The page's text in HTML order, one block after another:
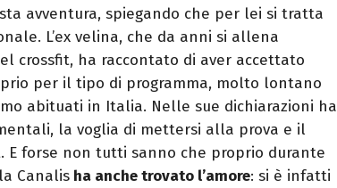
avventura, spiegando che per lei si tratta
L’ex velina, che da anni si allena
crossfit, ha raccontato di aver accettato
per il tipo di programma, molto lontano
abituati in Italia. Nelle sue dichiarazioni ha
la voglia di mettersi alla prova e il
forse non tutti sanno che proprio durante
Canalis ha anche trovato l’amore: si è infatti